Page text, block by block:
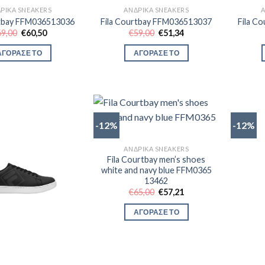
SNEAKERS
FFM036513036
Original
price
was:
€69,00.
€60,50Η
τιμή
ΤΟ
ΑΝΔΡΙΚΆ SNEAKERS
Fila Courtbay FFM036513037
€59,00 Original
price
was:
€59,00.
€51,34Η
τιμή
ΑΓΟΡΑΣΕ ΤΟ
Fila
-12%
ΑΝΔΡΙΚΆ SNEAKERS
Fila Courtbay men’s shoes
white and navy blue FFM0365
13462
€65,00 Original
was:
€65,00.
€57,21Η
ΑΓΟΡΑΣΕ ΤΟ
-12%